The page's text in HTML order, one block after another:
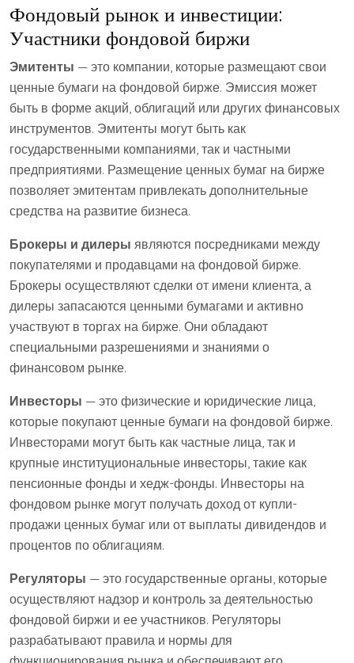
Фондовый рынок и инвестиции:
Участники фондовой биржи
Эмитенты — это компании, которые размещают свои
ценные бумаги на фондовой бирже. Эмиссия может
быть в форме акций, облигаций или других финансовых
инструментов. Эмитенты могут быть как
государственными компаниями, так и частными
предприятиями. Размещение ценных бумаг на бирже
позволяет эмитентам привлекать дополнительные
средства на развитие бизнеса.
Брокеры и дилеры являются посредниками между
покупателями и продавцами на фондовой бирже.
Брокеры осуществляют сделки от имени клиента, а
дилеры запасаются ценными бумагами и активно
участвуют в торгах на бирже. Они обладают
специальными разрешениями и знаниями о
финансовом рынке.
Инвесторы — это физические и юридические лица,
которые покупают ценные бумаги на фондовой бирже.
Инвесторами могут быть как частные лица, так и
крупные институциональные инвесторы, такие как
пенсионные фонды и хедж-фонды. Инвесторы на
фондовом рынке могут получать доход от купли-
продажи ценных бумаг или от выплаты дивидендов и
процентов по облигациям.
Регуляторы — это государственные органы, которые
осуществляют надзор и контроль за деятельностью
фондовой биржи и ее участников. Регуляторы
разрабатывают правила и нормы для